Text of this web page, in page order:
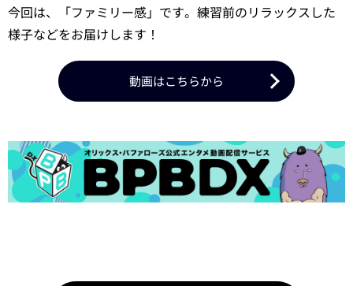
今回は、「ファミリー感」です。練習前のリラックスした
様子などをお届けします！
動画はこちらから